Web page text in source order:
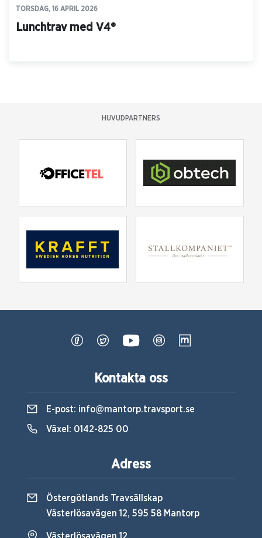
TORSDAG, 16 APRIL 2026
Lunchtrav med V4®
HUVUDPARTNERS
Kontakta oss
E-post: info@mantorp.travsport.se
Växel: 0142-825 00
Adress
Östergötlands Travsällskap
Västerlösavägen 12, 595 58 Mantorp